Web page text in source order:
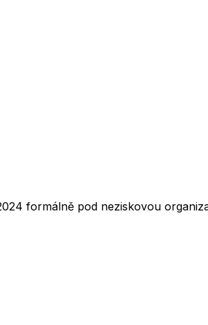
formálně pod neziskovou